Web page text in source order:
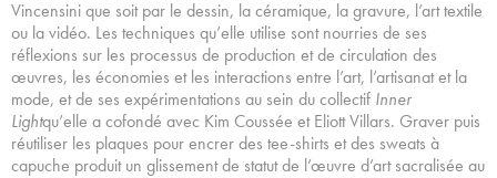
Vincensini que soit par le dessin, la céramique, la gravure, l’art textile
ou la vidéo. Les techniques qu’elle utilise sont nourries de ses
réflexions sur les processus de production et de circulation des
œuvres, les économies et les interactions entre l’art, l’artisanat et la
mode, et de ses expérimentations au sein du collectif Inner
Lightqu’elle a cofondé avec Kim Coussée et Eliott Villars. Graver puis
réutiliser les plaques pour encrer des tee-shirts et des sweats à
capuche produit un glissement de statut de l’œuvre d’art sacralisée au